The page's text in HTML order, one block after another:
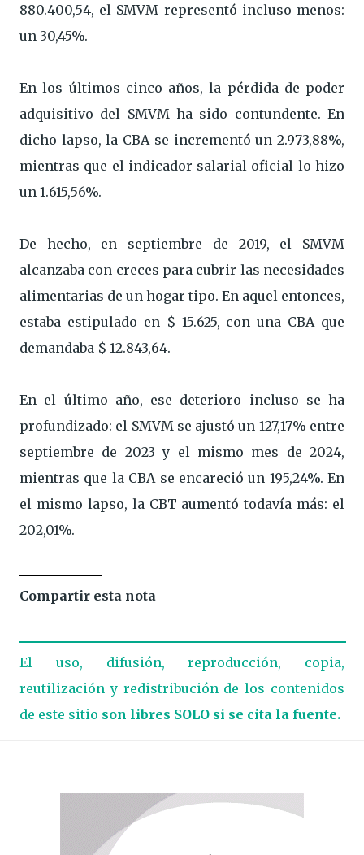
880.400,54, el SMVM representó incluso menos:
un 30,45%.
En los últimos cinco años, la pérdida de poder
adquisitivo del SMVM ha sido contundente. En
dicho lapso, la CBA se incrementó un 2.973,88%,
mientras que el indicador salarial oficial lo hizo
un 1.615,56%.
De hecho, en septiembre de 2019, el SMVM
alcanzaba con creces para cubrir las necesidades
alimentarias de un hogar tipo. En aquel entonces,
estaba estipulado en $ 15.625, con una CBA que
demandaba $ 12.843,64.
En el último año, ese deterioro incluso se ha
profundizado: el SMVM se ajustó un 127,17% entre
septiembre de 2023 y el mismo mes de 2024,
mientras que la CBA se encareció un 195,24%. En
el mismo lapso, la CBT aumentó todavía más: el
202,01%.
Compartir esta nota
El uso, difusión, reproducción, copia,
reutilización y redistribución de los contenidos
de este sitio son libres SOLO si se cita la fuente.